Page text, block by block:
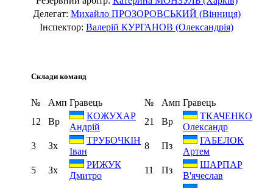
Делегат: Михайло ПРОЗОРОВСЬКИЙ (Вінниця)
Інспектор: Валерій КУРГАНОВ (Олександрія)
Склади команд
№ Амп Гравець № Амп Гравець
12
Вр
КОЖУХАР
Андрій
21 Вр
ТКАЧЕНКО
Олександр
3
Зх
ТРУБОЧКІН
Іван
8 Пз
ГАБЕЛОК
Артем
5
Зх
РИЖУК
Дмитро
11 Пз
ШАРПАР
В'ячеслав